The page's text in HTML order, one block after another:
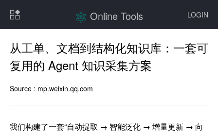
LOGIN
Online Tools
从工单、文档到结构化知识库：一套可
复用的 Agent 知识采集方案
Source : mp.weixin.qq.com
我们构建了一套“自动提取 → 智能泛化 → 增量更新 → 向